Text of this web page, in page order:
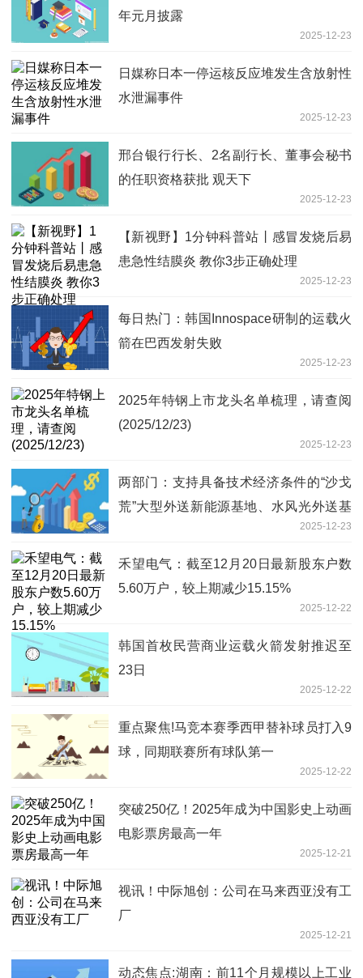
年元月披露
2025-12-23
日媒称日本一停运核反应堆发生含放射性
水泄漏事件
2025-12-23
邢台银行行长、2名副行长、董事会秘书
的任职资格获批 观天下
2025-12-23
【新视野】1分钟科普站丨感冒发烧后易
患急性结膜炎 教你3步正确处理
2025-12-23
每日热门：韩国Innospace研制的运载火
箭在巴西发射失败
2025-12-23
2025年特钢上市龙头名单梳理，请查阅
(2025/12/23)
2025-12-23
两部门：支持具备技术经济条件的“沙戈
荒”大型外送新能源基地、水风光外送基
地等新能源基地开展光热电站项目建设
每日头条
2025-12-23
禾望电气：截至12月20日最新股东户数
5.60万户，较上期减少15.15%
2025-12-22
韩国首枚民营商业运载火箭发射推迟至
23日
2025-12-22
重点聚焦!马竞本赛季西甲替补球员打入9
球，同期联赛所有球队第一
2025-12-22
突破250亿！2025年成为中国影史上动画
电影票房最高一年
2025-12-21
视讯！中际旭创：公司在马来西亚没有工
厂
2025-12-21
动态焦点:湖南：前11个月规模以上工业